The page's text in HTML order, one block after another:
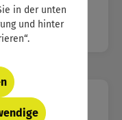
in der unten
und hinter